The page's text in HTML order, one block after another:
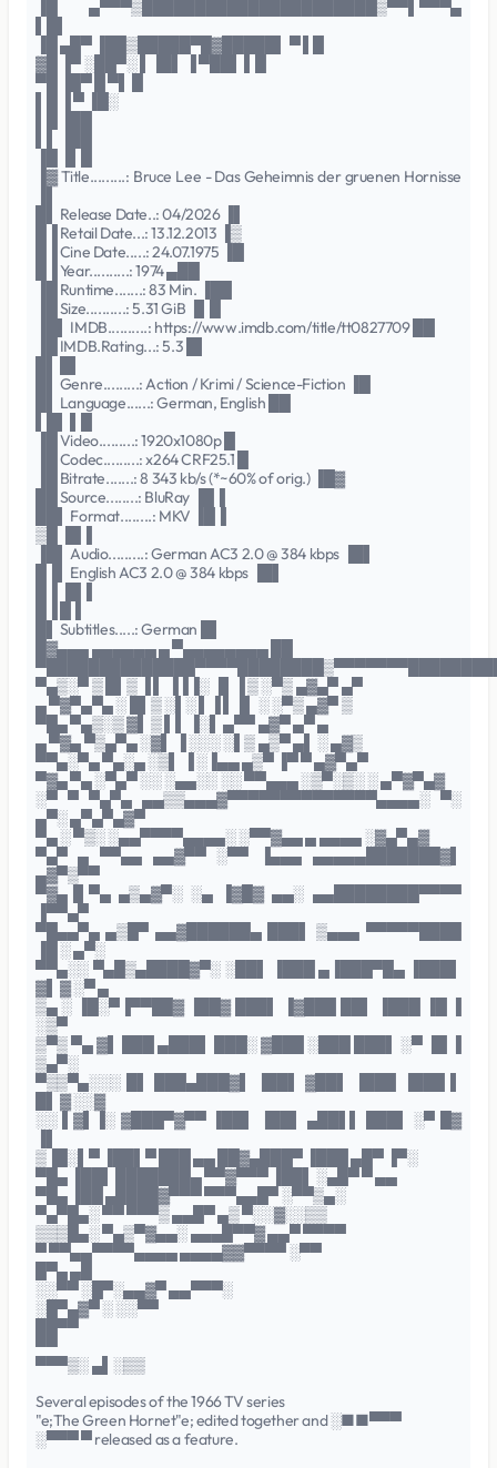
▐█ ▄▀▀▀▒██████████████████████▒▀▀▌▀▀▀▄
▐█ ▄█▀ ▐██▒█████▀█▓█████▌ ▀ ▌█
▓█ ▐▀ ░██▀░ ▌▐█▌ ▐ ▀██▌ ▌█
▀█ ▐█▀ █ ▀▌ █
▌█ ▐ ▀ ▐█░
▐▓ Title.........: Bruce Lee - Das Geheimnis der gruenen Hornisse
█▌ Release Date..: 04/2026 ▐▌
█▐ Retail Date...: 13.12.2013 ▐▒
█▐ Cine Date.....: 24.07.1975 ▐█
█▐ Year..........: 1974 ▄██
▐█ Runtime.......: 83 Min. ▐██
▐█ Size..........: 5.31 GiB ▐▌█
▐█▌ IMDB..........: https://www.imdb.com/title/tt0827709 ██
▐█ IMDB.Rating...: 5.3 █▌
█▌ Genre.........: Action / Krimi / Science-Fiction ▐█
█▌ Language......: German, English ██
▐█ Video.........: 1920x1080p █
▐█ Codec.........: x264 CRF25.1 █
▐█ Bitrate.......: 8 343 kb/s (*~60% of orig.) ▐█▓
██ Source........: BluRay ▐█▐
██▌ Format........: MKV ▐█▐
▒█ ▐█▐
▐█▌ Audio.........: German AC3 2.0 @ 384 kbps ▐█▌
█▐▌ English AC3 2.0 @ 384 kbps ▐█▌
█▌ Subtitles.....: German █▌
█▓▄▄▄ ▄▄▄▄▄▄ ▄ ▀▄▄▄▄▄▄▄▄ ██
▀▄▒░▀ ▒ █▌▒ ▐ ▌ ▐▐▐░ ▐▌▐ ▒ ░▀▒ ▄▓▄▀ ▄▀
▄ ▀▓▀▄▀▄ ░ █▌▒ ░▌░ ▌▐ ▌▐▌ ░ ░▀▒ ▄▓▀ ▒
▀█▄ ▀▄▒░▒ ▓▌ ▒ ▌▌ ▐░▌ ▄▀▀ ▄▓▀ ▄▀ ▄
▄ ▀▓▄ ▀▒▄▀▄ ░▓▌ ▐ ░░░ ░▌▒ ▄▒▀ ▄▌ ░ ▄▓▒
▀▀▄░▀▄ ▀▄░▄ ░▒▌ ▐ ░▐▄▄ ▄▒▀ ▐▀ ▀ ▄▓▀▄▀
▀▓▄ ▀▄ ░▀▄▀ ░░ ░▄▄░░ ░░ ▀▀▄▄▄ ░▒▀░▒░ ░ ▄▀▓▀▄▓
░▀ ▀ ▀▄▀▄ ▄▄▒▒▄▄▄▓▀▀▀▀▀▀▀▀▀▀▀▀▀▀▄▄▄▄░ ▀░
▄▀░ ▄▀▄▀▄▓▀
▀▄ ░ ▀▒░ ░▄▄▀▀▀▀▄▄▄▄░ ░▀▀▓▄▄ ▄ ▄▄▄▄ ░▓▄▀▄▓
▀▄▀ ▄ ▀▀▄▄ ▄▄▓▀▀ ░▀▀ ▐▄▄▄ ▄▄▄▄▄███████▓▌
▄▓▀▒▀▀
▀▓▄▐▌▀▄ ▄▒▄▓▀░ ░▄ ▐▓█▓ ▄▄░ ▄▄████████▀▀▀▀
▐▀▀▄▀
▀█▄▄▀▄ ▄▒█▀ ▄▄▓██████▄ ███▌ ▒▄▄▄ ▀▀▀▀▀████
▐█ ░ ▄▀░
▀▀▄░░ ▀▄█▒▄████▓▀░ ░██▌ ▐███ ▄▐███▀█▄ ▐███▌
▓▌ ▓ ░▀ ▄
▒▄ ░ ▐█░▀▐▀▀██▓ ▐██▓ ███▌ ▐▓███ ██▌ ▐███ ▐█ ▐
░▒▀
▒▀▒ ▀▄ ▓▌ ███ ▄███▌ ███░ ▓███ ░███ ███▌ ░▀ ▐█ ▐
▒▄▀░
▀▒▒▀▄░░░ █▌ ███▄███▓▌ ▐██▌ ▓██▌ ▐███ ▐███ ▌
█▌ ▓ ░░▓
░░ ▌▓▌▐░ ▓███▀▓▀▀ ▐██▌ ▐██▌ ▄██▌▌ ███▌ ░▀ █▓
▒▐█░▌▀ ▐██▌▀ ███ ▄▄ ██▓▄███▀ ▐███ ▄█▀ ▐▀░
▀█▄ ▐██▌ ███████▄ ▀▀▓▀▀▀ ▐██▌ ░▄█▀ ▀ ▄▄
▀█▄ ▐██ ▄████▓▀▀▀ ▀▀▀▄▄█▀ ░▀▀▒▄░
▀▄▀█▄░ ▀▀ ▀▀▀▒ ▄▄█▀ ▄▒ ▀░░▓░░▒▒
▒▒▒█▄░ ▀▄▒▀▓▄▄░ ▄▄▄█▀▀▓ ▄▄▀ ▀▀▀▀
▀ ▀▀▄▄▀▀▀▀▄▄▄▄ ▄▄▄▄▓▓▀▀▀▀ ░▀▀
█▀▄ ▄█
░░▀▀ ░█▀░▄▄▓▀ ▄▄▀▀▀░
░█▀▄▓▀ ░ ░░▀▀
██▀▀
▀▀
▀▀▀▒░ ▄▌░▒▒
Several episodes of the 1966 TV series
"e;The Green Hornet"e; edited together and ░■■▀▀▀
░▀▀▀ ▀ released as a feature.